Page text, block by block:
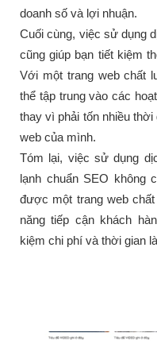
doanh số và lợi nhuận.
Cuối cùng, việc sử dụng
cũng giúp bạn tiết kiệm
Với một trang web chất
thể tập trung vào các
thay vì phải tốn nhiều
web của mình.
Tóm lại, việc sử dụng
lạnh chuẩn SEO không
được một trang web
năng tiếp cận khách
kiệm chi phí và thời gian